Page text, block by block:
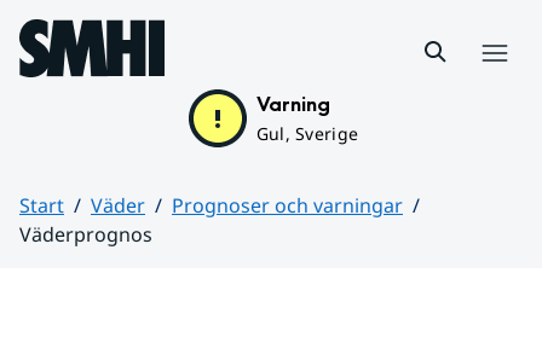
Hoppa till sidans innehåll
Varning
Gul, Sverige
Start Väder
Prognoser och varningar
Väderprognos